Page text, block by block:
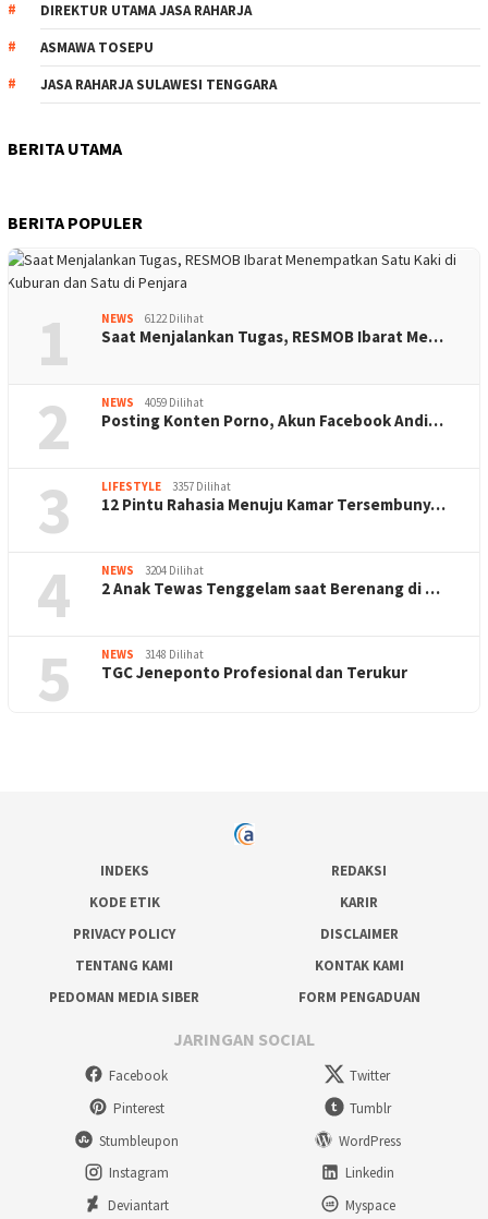
DIREKTUR UTAMA JASA RAHARJA
ASMAWA TOSEPU
JASA RAHARJA SULAWESI TENGGARA
BERITA UTAMA
BERITA POPULER
1 NEWS 6122 Dilihat
Saat Menjalankan Tugas, RESMOB Ibarat Me…
2 NEWS 4059 Dilihat
Posting Konten Porno, Akun Facebook Andi…
3 LIFESTYLE 3357 Dilihat
12 Pintu Rahasia Menuju Kamar Tersembuny…
4 NEWS 3204 Dilihat
2 Anak Tewas Tenggelam saat Berenang di …
5 NEWS 3148 Dilihat
TGC Jeneponto Profesional dan Terukur
INDEKS
REDAKSI
KODE ETIK
KARIR
PRIVACY POLICY
DISCLAIMER
TENTANG KAMI
KONTAK KAMI
PEDOMAN MEDIA SIBER
FORM PENGADUAN
JARINGAN SOCIAL
Facebook
Twitter
Pinterest
Tumblr
Stumbleupon
WordPress
Instagram
Linkedin
Deviantart
Myspace